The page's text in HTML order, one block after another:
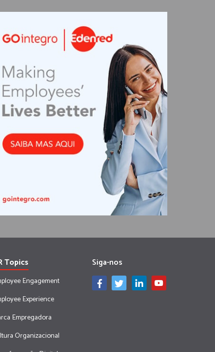
Topics
Engagement
Experience
Empregadora
Organizacional
Siga-nos